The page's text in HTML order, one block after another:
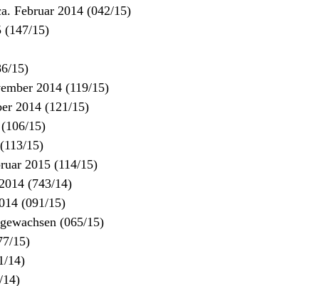
Februar 2014 (042/15)
(147/15)
15)
2014 (119/15)
2014 (121/15)
15)
15)
2015 (114/15)
(743/14)
(091/15)
(065/15)
15)
14)
14)